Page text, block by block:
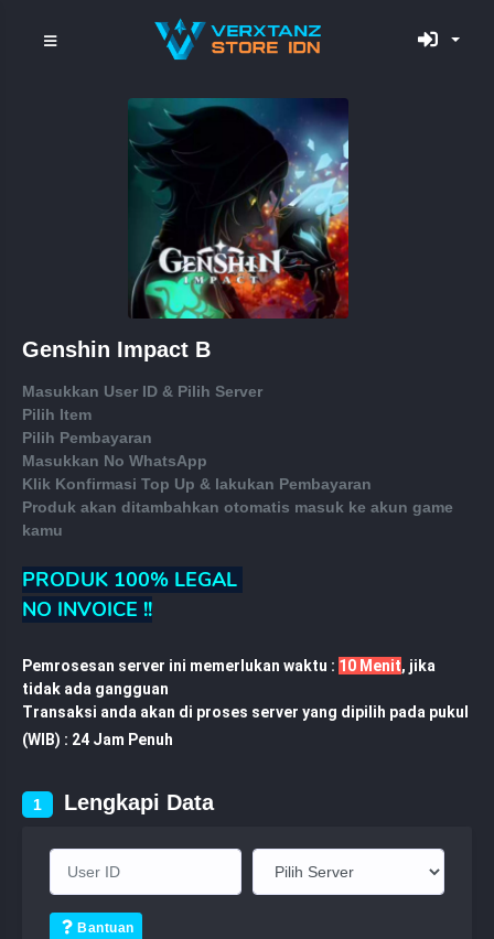
Genshin Impact B
Masukkan User ID & Pilih Server
Pilih Item
Pilih Pembayaran
Masukkan No WhatsApp
Klik Konfirmasi Top Up & lakukan Pembayaran
Produk akan ditambahkan otomatis masuk ke akun game
kamu
PRODUK 100% LEGAL
NO INVOICE !!
Pemrosesan server ini memerlukan waktu : 10 Menit, jika
tidak ada gangguan
Transaksi anda akan di proses server yang dipilih pada pukul
(WIB) : 24 Jam Penuh
1 Lengkapi Data
Bantuan